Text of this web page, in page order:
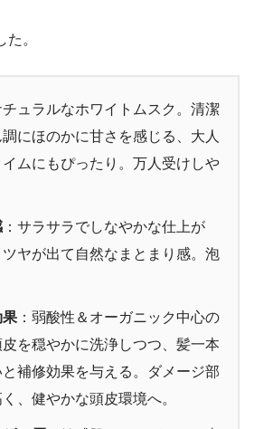
。
チュラルなホワイトムスク。清潔
にほのかに甘さを感じる、大人
ムにもぴったり。万人受けしや
：サラサラでしなやかな仕上が
ヤが出て自然なまとまり感。泡
果 ：弱酸性＆オーガニック中心の
を穏やかに洗浄しつつ、髪一本
補修効果を与える。ダメージ部
、健やかな頭皮環境へ。